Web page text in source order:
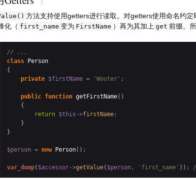
方法支持使用getters进行读取。对getters使用命名约
化（ first_name 变为 FirstName ）再为其加上 get 前缀。
// ...
class
Person
{
private
$firstName = 'Wouter' ;
public function getFirstName( )
{
return
$this ->firstName;
}
}
$person = new Person( ) ;
var_dump( $accessor->getValue( $person , 'first_name' ) ) ;